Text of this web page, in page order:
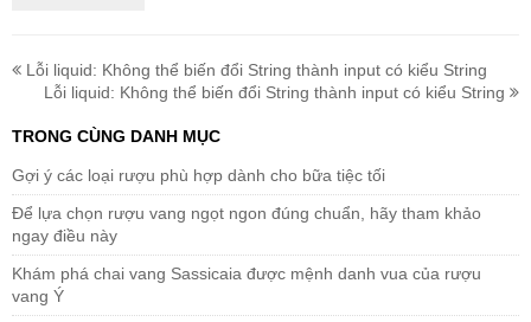
Lỗi liquid: Không thể biến đổi String thành input có kiểu String
Lỗi liquid: Không thể biến đổi String thành input có kiểu String
TRONG CÙNG DANH MỤC
Gợi ý các loại rượu phù hợp dành cho bữa tiệc tối
Để lựa chọn rượu vang ngọt ngon đúng chuẩn, hãy tham khảo
ngay điều này
Khám phá chai vang Sassicaia được mệnh danh vua của rượu
vang Ý